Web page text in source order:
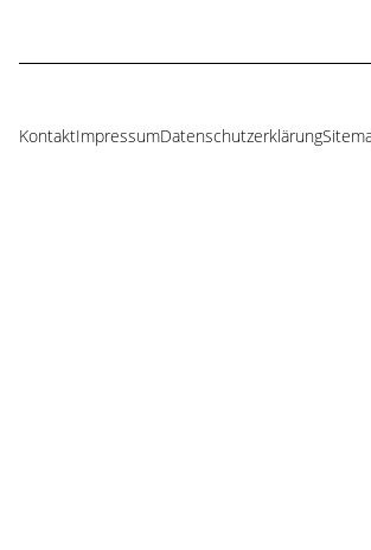
Navigation
KontaktImpressumDatenschutzerklärung